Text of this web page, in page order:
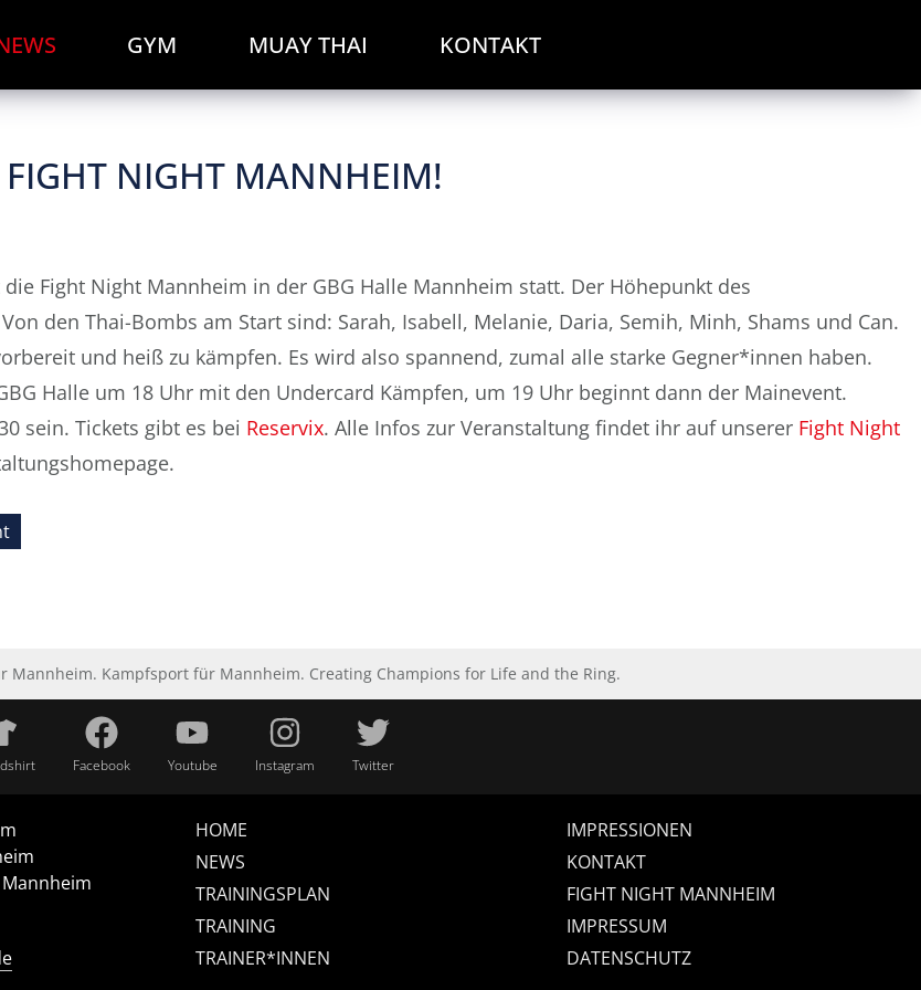
GYM MUAY THAI KONTAKT
FIGHT NIGHT MANNHEIM!
Fight Night Mannheim in der GBG Halle Mannheim statt. Der Höhepunkt des
den Thai-Bombs am Start sind: Sarah, Isabell, Melanie, Daria, Semih, Minh, Shams und Can.
und heiß zu kämpfen. Es wird also spannend, zumal alle starke Gegner*innen haben.
Halle um 18 Uhr mit den Undercard Kämpfen, um 19 Uhr beginnt dann der Mainevent.
sein. Tickets gibt es bei Reservix. Alle Infos zur Veranstaltung findet ihr auf unserer Fight Night
Mannheim. Kampfsport für Mannheim. Creating Champions for Life and the Ring.
Facebook Youtube Instagram Twitter
HOME
NEWS
TRAININGSPLAN
TRAINING
TRAINER*INNEN
IMPRESSIONEN
KONTAKT
FIGHT NIGHT MANNHEIM
IMPRESSUM
DATENSCHUTZ